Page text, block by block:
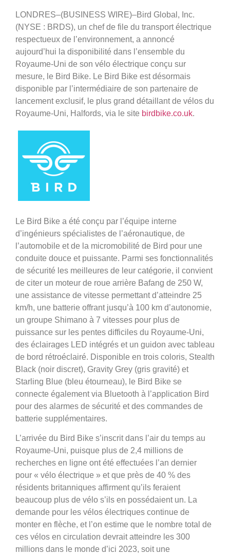
LONDRES–(BUSINESS WIRE)–Bird Global, Inc.
(NYSE : BRDS), un chef de file du transport électrique
respectueux de l’environnement, a annoncé
aujourd’hui la disponibilité dans l’ensemble du
Royaume-Uni de son vélo électrique conçu sur
mesure, le Bird Bike. Le Bird Bike est désormais
disponible par l’intermédiaire de son partenaire de
lancement exclusif, le plus grand détaillant de vélos du
Royaume-Uni, Halfords, via le site birdbike.co.uk.
Le Bird Bike a été conçu par l’équipe interne
d’ingénieurs spécialistes de l’aéronautique, de
l’automobile et de la micromobilité de Bird pour une
conduite douce et puissante. Parmi ses fonctionnalités
de sécurité les meilleures de leur catégorie, il convient
de citer un moteur de roue arrière Bafang de 250 W,
une assistance de vitesse permettant d’atteindre 25
km/h, une batterie offrant jusqu’à 100 km d’autonomie,
un groupe Shimano à 7 vitesses pour plus de
puissance sur les pentes difficiles du Royaume-Uni,
des éclairages LED intégrés et un guidon avec tableau
de bord rétroéclairé. Disponible en trois coloris, Stealth
Black (noir discret), Gravity Grey (gris gravité) et
Starling Blue (bleu étourneau), le Bird Bike se
connecte également via Bluetooth à l’application Bird
pour des alarmes de sécurité et des commandes de
batterie supplémentaires.
L’arrivée du Bird Bike s’inscrit dans l’air du temps au
Royaume-Uni, puisque plus de 2,4 millions de
recherches en ligne ont été effectuées l’an dernier
pour « vélo électrique » et que près de 40 % des
résidents britanniques affirment qu’ils feraient
beaucoup plus de vélo s’ils en possédaient un. La
demande pour les vélos électriques continue de
monter en flèche, et l’on estime que le nombre total de
ces vélos en circulation devrait atteindre les 300
millions dans le monde d’ici 2023, soit une